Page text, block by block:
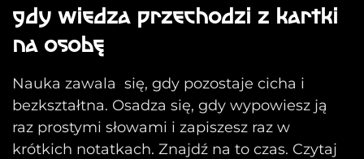
gdy wiedza przechodzi z kartki
na osobę
Nauka zawala się, gdy pozostaje cicha i
bezkształtna. Osadza się, gdy wypowiesz ją
raz prostymi słowami i zapiszesz raz w
krótkich notatkach. Znajdź na to czas. Czytaj